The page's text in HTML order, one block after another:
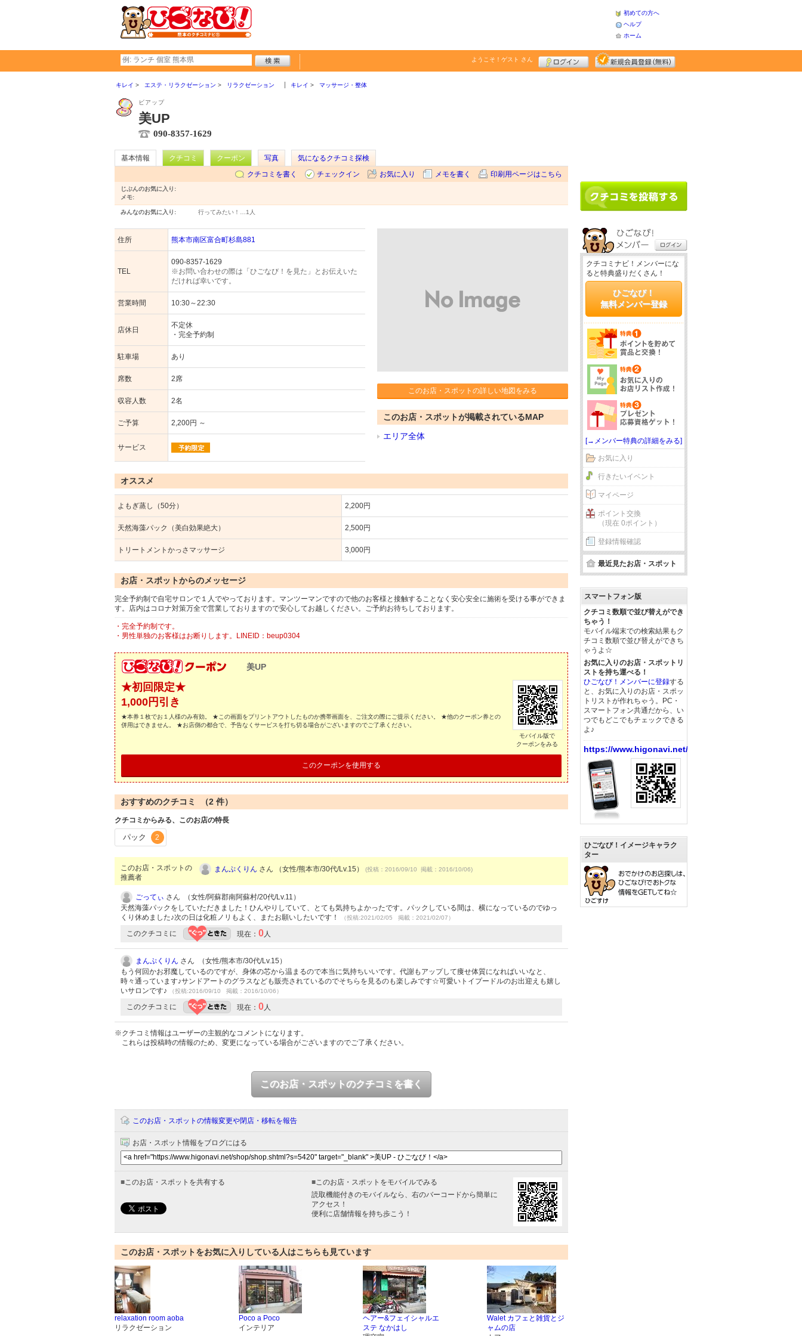
初めての方へ
ヘルプ
ホーム
ようこそ！ ゲスト さん
キレイ エステ・リラクゼーション リラクゼーション キレイ マッサージ・整体
ビアップ
美UP
090-8357-1629
基本情報 クチコミ クーポン 写真
気になるクチコミ探検
クチコミを書く
チェックイン お気に入り メモを書く 印刷用ページはこちら
じぶんのお気に入り:
メモ:
みんなのお気に入り: 行ってみたい！… 1人
住所 熊本市南区富合町杉島881
TEL
090-8357-1629
※お問い合わせの際は「ひごなび！を見た」とお伝えいた
だければ幸いです。
営業時間 10:30～22:30
店休日
不定休
・完全予約制
駐車場 あり
席数 2席
収容人数 2名
ご予算 2,200円 ～
サービス
このお店・スポットの詳しい地図をみる
このお店・スポットが掲載されているMAP
エリア全体
オススメ
よもぎ蒸し（50分） 2,200円
天然海藻パック（美白効果絶大） 2,500円
トリートメントかっさマッサージ 3,000円
お店・スポットからのメッセージ
完全予約制で自宅サロンで１人でやっております。マンツーマンですので他のお客様と接触することなく安心安全に施術を受ける事ができま
す。店内はコロナ対策万全で営業しておりますので安心してお越しください。ご予約お待ちしております。
・完全予約制です。
・男性単独のお客様はお断りします。LINEID：beup0304
美UP
★初回限定★
1,000円引き
★本券１枚でお１人様のみ有効。 ★この画面をプリントアウトしたものか携帯画面を、ご注文の際にご提示ください。 ★他のクーポン券との
併用はできません。 ★お店側の都合で、予告なくサービスを打ち切る場合がございますのでご了承ください。
モバイル版で
クーポンをみる
このクーポンを使用する
おすすめのクチコミ （2 件）
クチコミからみる、このお店の特長
パック 2
このお店・スポットの
推薦者
まんぷくりん さん （女性/熊本市/30代/Lv.15） (投稿：2016/09/10 掲載：2016/10/06)
ごってぃ さん （女性/阿蘇郡南阿蘇村/20代/Lv.11）
天然海藻パックをしていただきました！ひんやりしていて、とても気持ちよかったです。パックしている間は、横になっているのでゆっ
くり休めました♪次の日は化粧ノリもよく、またお願いしたいです！
（投稿:2021/02/05 掲載：2021/02/07）
このクチコミに 現在： 0 人
まんぷくりん さん （女性/熊本市/30代/Lv.15）
もう何回かお邪魔しているのですが、身体の芯から温まるので本当に気持ちいいです。代謝もアップして痩せ体質になればいいなと、
時々通っています♪サンドアートのグラスなども販売されているのでそちらを見るのも楽しみです☆可愛いトイプードルのお出迎えも嬉し
いサロンです♪
（投稿:2016/09/10 掲載：2016/10/06）
このクチコミに 現在： 0 人
※クチコミ情報はユーザーの主観的なコメントになります。
これらは投稿時の情報のため、変更になっている場合がございますのでご了承ください。
このお店・スポットのクチコミを書く
このお店・スポットの情報変更や閉店・移転を報告
お店・スポット情報をブログにはる
■ このお店・スポットを共有する ■ このお店・スポットをモバイルでみる
読取機能付きのモバイルなら、右のバーコードから簡単に
アクセス！
便利に店舗情報を持ち歩こう！
このお店・スポットをお気に入りしている人はこちらも見ています
relaxation room aoba
リラクゼーション
Poco a Poco
インテリア
ヘアー&フェイシャルエ
ステ なかはし
Walet カフェと雑貨とジ
ャムの店
クチコミナビ！メンバーにな
ると特典盛りだくさん！
ひごなび！
無料メンバー登録
[→メンバー特典の詳細をみる]
お気に入り
行きたいイベント
マイページ
ポイント交換
（現在 0ポイント）
登録情報確認
最近見たお店・スポット
スマートフォン版
クチコミ数順で並び替えができ
ちゃう！
モバイル端末での検索結果もク
チコミ数順で並び替えができち
ゃうよ☆
お気に入りのお店・スポットリ
ストを持ち運べる！
ひごなび！メンバーに登録する
と、お気に入りのお店・スポッ
トリストが作れちゃう。PC・
スマートフォン共通だから、い
つでもどこでもチェックできる
よ♪
https://www.higonavi.net/
ひごなび！イメージキャラク
ター